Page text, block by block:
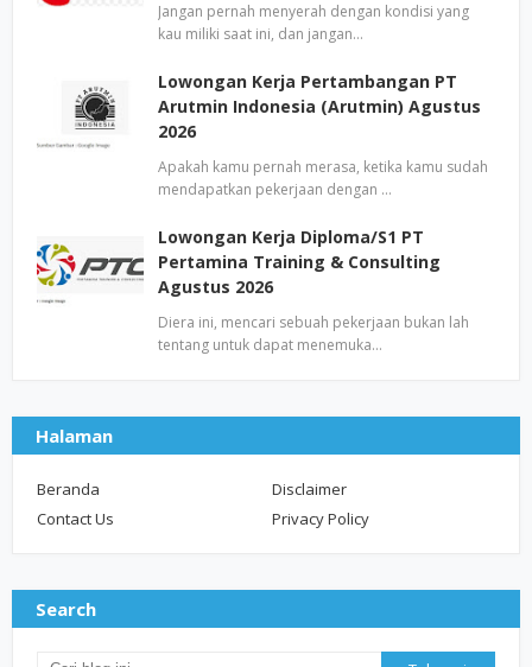
Jangan pernah menyerah dengan kondisi yang
kau miliki saat ini, dan jangan…
Lowongan Kerja Pertambangan PT
Arutmin Indonesia (Arutmin) Agustus
2026
Apakah kamu pernah merasa, ketika kamu sudah
mendapatkan pekerjaan dengan …
Lowongan Kerja Diploma/S1 PT
Pertamina Training & Consulting
Agustus 2026
Diera ini, mencari sebuah pekerjaan bukan lah
tentang untuk dapat menemuka…
Halaman
Beranda
Disclaimer
Contact Us
Privacy Policy
Search